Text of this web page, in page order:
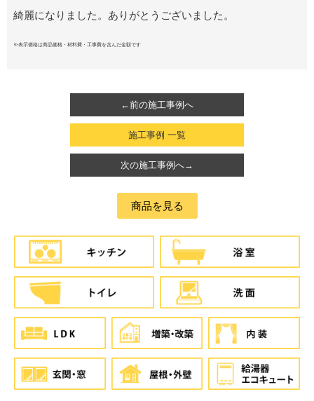
綺麗になりました。ありがとうございました。
※表示価格は商品価格・材料費・工事費を含んだ金額です
←前の施工事例へ
施工事例 一覧
次の施工事例へ→
商品を見る